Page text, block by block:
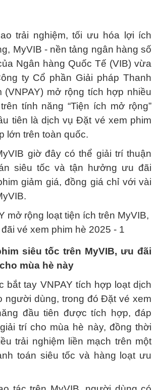
trải nghiệm, tối ưu hóa lợi ích
MyVIB - nền tảng ngân hàng số
Ngân hàng Quốc Tế (VIB) vừa
ty Cổ phần Giải pháp Thanh
(VNPAY) mở rộng tích hợp nhiều
tính năng “Tiện ích mở rộng”
tiên là dịch vụ Đặt vé xem phim
lớn trên toàn quốc.
giờ đây có thể giải trí thuận
siêu tốc và tận hưởng ưu đãi
giảm giá, đồng giá chỉ với vài
siêu tốc trên MyVIB, ưu đãi
mùa hè này
bắt tay VNPAY tích hợp loạt dịch
người dùng, trong đó Đặt vé xem
đầu tiên được tích hợp, đáp
trí cho mùa hè này, đồng thời
trải nghiệm liền mạch trên một
toán siêu tốc và hàng loạt ưu